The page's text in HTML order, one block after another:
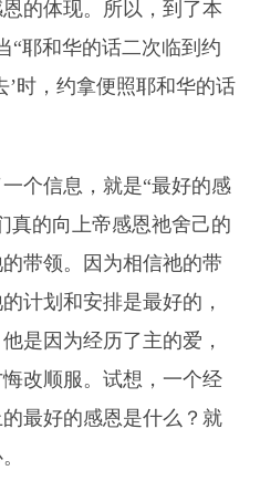
的体现。所以，到了本
“耶和华的话二次临到约
’时，约拿便照耶和华的话
个信息，就是“最好的感
真的向上帝感恩祂舍己的
带领。因为相信祂的带
计划和安排是最好的，
是因为经历了主的爱，
改顺服。试想，一个经
最好的感恩是什么？就